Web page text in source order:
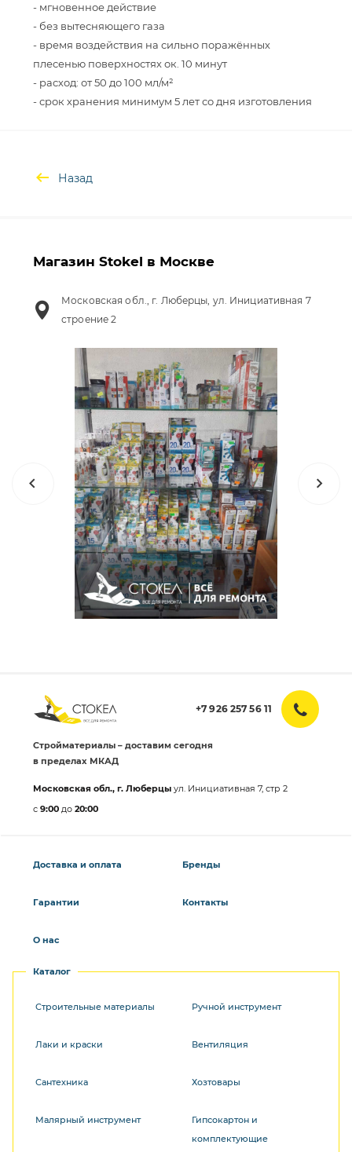
- мгновенное действие
- без вытесняющего газа
- время воздействия на сильно поражённых
плесенью поверхностях ок. 10 минут
- pасход: от 50 до 100 мл/м²
Назад
Магазин Stokel в Москве
Московская обл., г. Люберцы, ул. Инициативная 7
строение 2
+7 926 257 56 11
Стройматериалы – доставим сегодня
в пределах МКАД
Московская обл., г. Люберцы ул. Инициативная 7, стр 2
с 9:00 до 20:00
Доставка и оплата
Гарантии
О нас
Бренды
Контакты
Каталог
Строительные материалы
Лаки и краски
Сантехника
Малярный инструмент
Ручной инструмент
Вентиляция
Хозтовары
Гипсокартон и
комплектующие